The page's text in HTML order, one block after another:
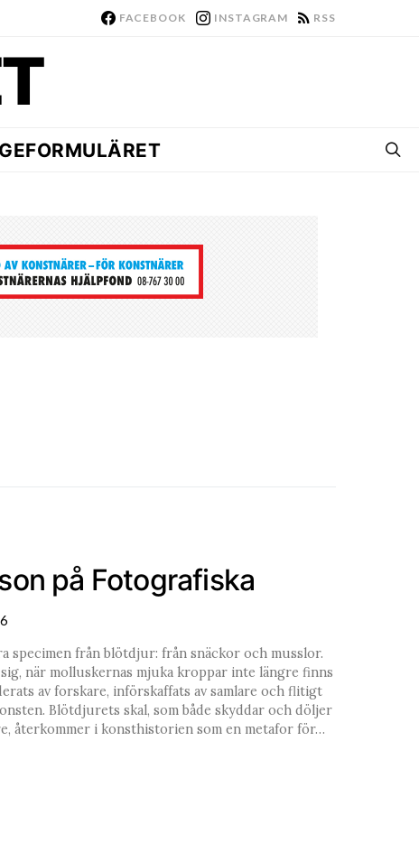
FACEBOOK INSTAGRAM RSS
på Fotografiska
specimen från blötdjur: från snäckor och musslor.
när molluskernas mjuka kroppar inte längre finns
av forskare, införskaffats av samlare och flitigt
Blötdjurets skal, som både skyddar och döljer
återkommer i konsthistorien som en metafor för…